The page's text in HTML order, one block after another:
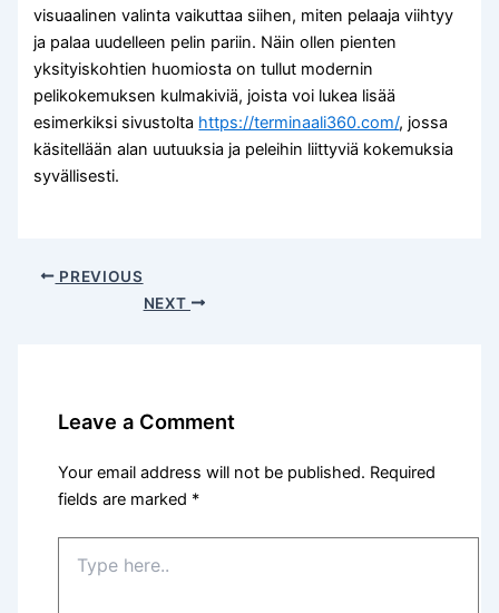
visuaalinen valinta vaikuttaa siihen, miten pelaaja viihtyy
ja palaa uudelleen pelin pariin. Näin ollen pienten
yksityiskohtien huomiosta on tullut modernin
pelikokemuksen kulmakiviä, joista voi lukea lisää
esimerkiksi sivustolta https://terminaali360.com/, jossa
käsitellään alan uutuuksia ja peleihin liittyviä kokemuksia
syvällisesti.
PREVIOUS
NEXT
Leave a Comment
Your email address will not be published. Required
fields are marked *
here..